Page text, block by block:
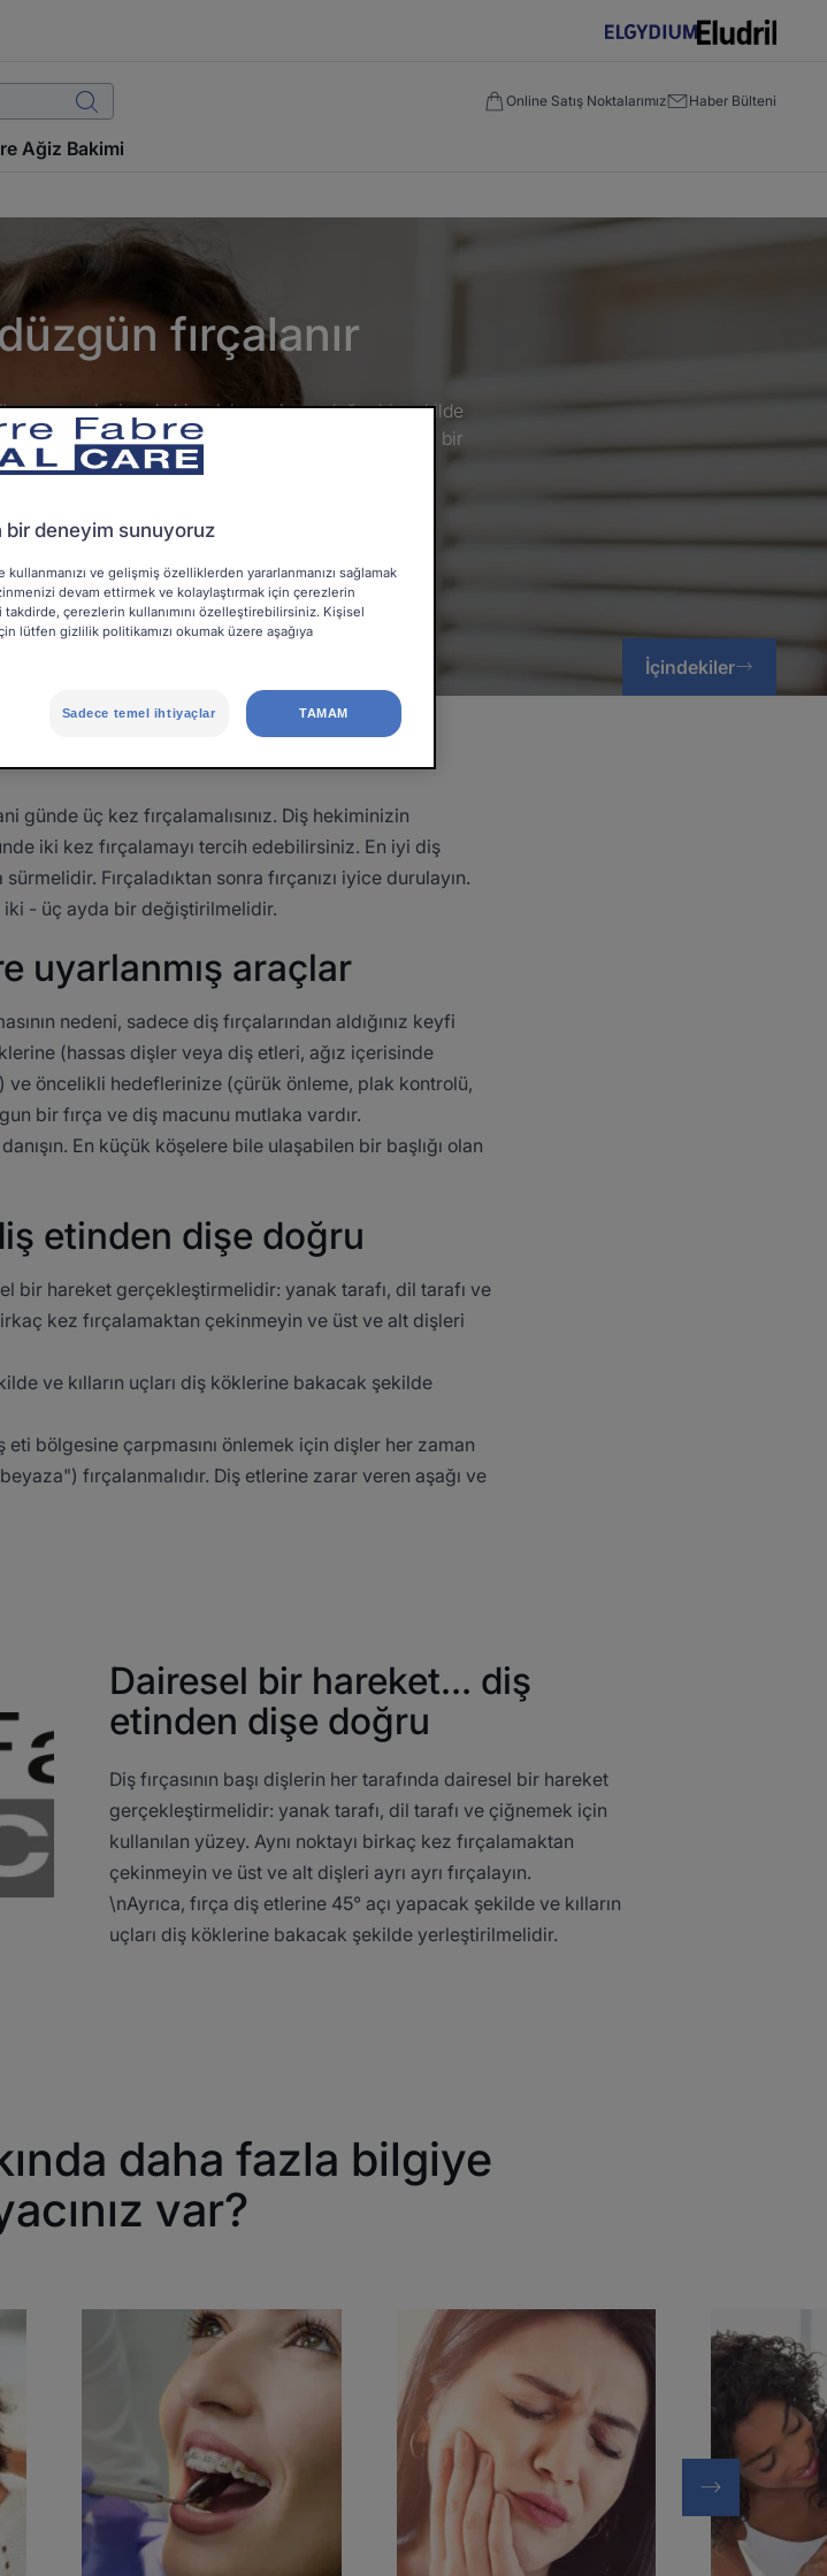
Online Satış Noktalarımız Haber Bülteni
Ağiz Bakimi
fırçalanır
ancak yine de birçok insan bunu doğru bir şekilde
etlerini yaralarlar, bu da her zaman ideal olmayan bir
kuralları nelerdir?
, onaylayan tıbbi direktörlük
Dişlerinizin bakımı
İçindekiler
günde üç kez fırçalamalısınız. Diş hekiminizin
iki kez fırçalamayı tercih edebilirsiniz. En iyi diş
Fırçaladıktan sonra fırçanızı iyice durulayın.
iki - üç ayda bir değiştirilmelidir.
uyarlanmış araçlar
nedeni, sadece diş fırçalarından aldığınız keyfi
(hassas dişler veya diş etleri, ağız içerisinde
ve öncelikli hedeflerinize (çürük önleme, plak kontrolü,
bir fırça ve diş macunu mutlaka vardır.
En küçük köşelere bile ulaşabilen bir başlığı olan
etinden dişe doğru
bir hareket gerçekleştirmelidir: yanak tarafı, dil tarafı ve
kez fırçalamaktan çekinmeyin ve üst ve alt dişleri
ve kılların uçları diş köklerine bakacak şekilde
eti bölgesine çarpmasını önlemek için dişler her zaman
fırçalanmalıdır. Diş etlerine zarar veren aşağı ve
Dairesel bir hareket... diş
etinden dişe doğru
Diş fırçasının başı dişlerin her tarafında dairesel bir hareket
gerçekleştirmelidir: yanak tarafı, dil tarafı ve çiğnemek için
kullanılan yüzey. Aynı noktayı birkaç kez fırçalamaktan
çekinmeyin ve üst ve alt dişleri ayrı ayrı fırçalayın.
\nAyrıca, fırça diş etlerine 45° açı yapacak şekilde ve kılların
uçları diş köklerine bakacak şekilde yerleştirilmelidir.
daha fazla bilgiye
var?
Keşfedin
Diş
çürükleri
Diş
çürükleri
deneyim sunuyoruz
ve gelişmiş özelliklerden yararlanmanızı sağlamak
devam ettirmek ve kolaylaştırmak için çerezlerin
çerezlerin kullanımını özelleştirebilirsiniz. Kişisel
lütfen gizlilik politikamızı okumak üzere aşağıya
Sadece temel ihtiyaçlar TAMAM